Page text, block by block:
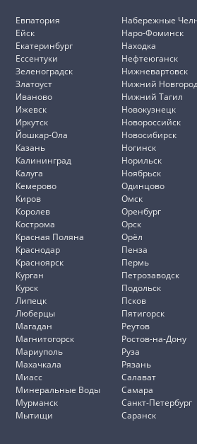
Евпатория
Ейск
Екатеринбург
Ессентуки
Зеленоградск
Златоуст
Иваново
Ижевск
Иркутск
Йошкар-Ола
Казань
Калининград
Калуга
Кемерово
Киров
Королев
Кострома
Красная Поляна
Краснодар
Красноярск
Курган
Курск
Липецк
Люберцы
Магадан
Магнитогорск
Мариуполь
Махачкала
Миасс
Минеральные Воды
Мурманск
Мытищи
Набережные
Наро-Фоминск
Находка
Нефтеюганск
Нижневартовск
Нижний
Нижний Тагил
Новокузнецк
Новороссийск
Новосибирск
Ногинск
Норильск
Ноябрьск
Одинцово
Омск
Оренбург
Орск
Орёл
Пенза
Пермь
Петрозаводск
Подольск
Псков
Пятигорск
Реутов
Ростов-на-Дону
Руза
Рязань
Салават
Самара
Санкт-Петербург
Саранск